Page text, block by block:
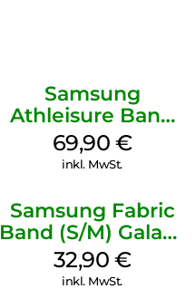
Samsung
Athleisure Band
(M/L) Galaxy
Watch8/Watch8
69,90 €
inkl. MwSt.
Samsung Fabric
Band (S/M) Galaxy
Watch8/Watch8
Classic Red
32,90 €
inkl. MwSt.